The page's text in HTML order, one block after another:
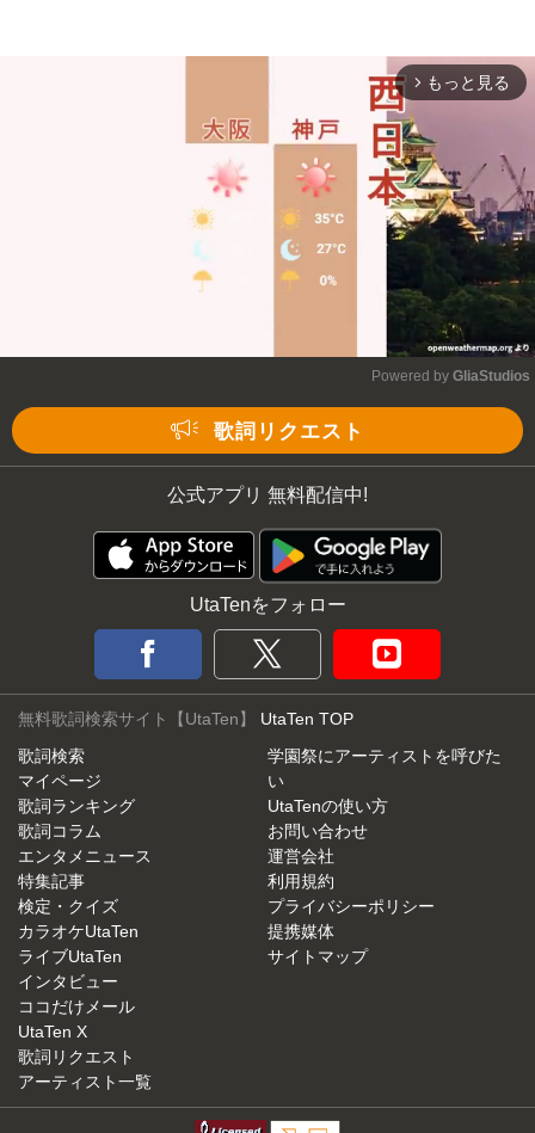
arrow_forward_ios もっと見る
Powered by GliaStudios
歌詞リクエスト
公式アプリ 無料配信中!
UtaTenをフォロー
無料歌詞検索サイト【UtaTen】 UtaTen TOP
歌詞検索
マイページ
歌詞ランキング
歌詞コラム
エンタメニュース
特集記事
検定・クイズ
カラオケUtaTen
ライブUtaTen
インタビュー
ココだけメール
UtaTen X
歌詞リクエスト
アーティスト一覧
学園祭にアーティストを呼びた
い
UtaTenの使い方
お問い合わせ
運営会社
利用規約
プライバシーポリシー
提携媒体
サイトマップ